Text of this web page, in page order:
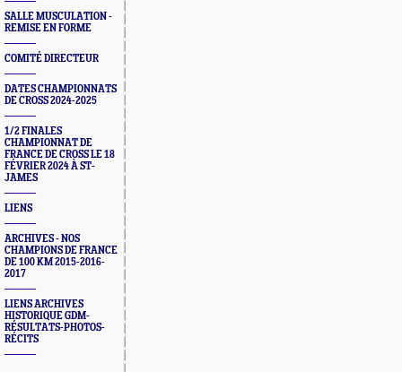
SALLE MUSCULATION -
REMISE EN FORME
COMITÉ DIRECTEUR
DATES CHAMPIONNATS
DE CROSS 2024-2025
1/2 FINALES
CHAMPIONNAT DE
FRANCE DE CROSS LE 18
FÉVRIER 2024 À ST-
JAMES
LIENS
ARCHIVES - NOS
CHAMPIONS DE FRANCE
DE 100 KM 2015-2016-
2017
LIENS ARCHIVES
HISTORIQUE GDM-
RÉSULTATS-PHOTOS-
RÉCITS